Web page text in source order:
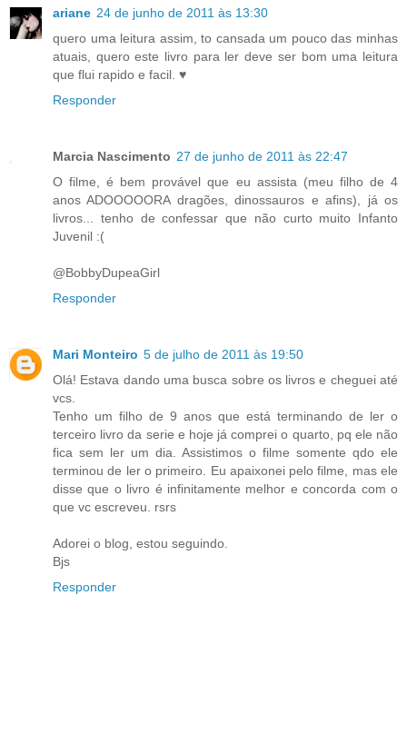
ariane 24 de junho de 2011 às 13:30
quero uma leitura assim, to cansada um pouco das minhas
atuais, quero este livro para ler deve ser bom uma leitura
que flui rapido e facil. ♥
Responder
Marcia Nascimento 27 de junho de 2011 às 22:47
O filme, é bem provável que eu assista (meu filho de 4
anos ADOOOOORA dragões, dinossauros e afins), já os
livros... tenho de confessar que não curto muito Infanto
Juvenil :(
@BobbyDupeaGirl
Responder
Mari Monteiro 5 de julho de 2011 às 19:50
Olá! Estava dando uma busca sobre os livros e cheguei até
vcs.
Tenho um filho de 9 anos que está terminando de ler o
terceiro livro da serie e hoje já comprei o quarto, pq ele não
fica sem ler um dia. Assistimos o filme somente qdo ele
terminou de ler o primeiro. Eu apaixonei pelo filme, mas ele
disse que o livro é infinitamente melhor e concorda com o
que vc escreveu. rsrs
Adorei o blog, estou seguindo.
Bjs
Responder